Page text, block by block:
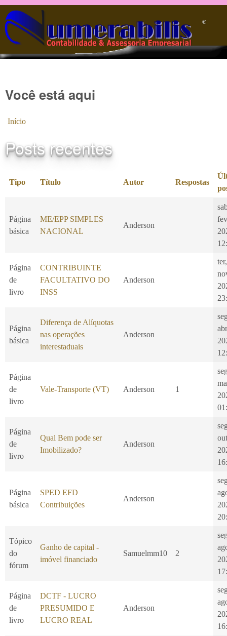
Pular para o conteúdo principal
®️
Você está aqui
Início
Posts recentes
Tipo Título Autor Respostas
Página
básica
ME/EPP SIMPLES
NACIONAL
Anderson
fev
Página
de
livro
CONTRIBUINTE
FACULTATIVO DO
INSS
Anderson
Página
básica
Diferença de Alíquotas
nas operações
interestaduais
Anderson
abr
Página
de
livro
Vale-Transporte (VT) Anderson 1
Página
de
livro
Qual Bem pode ser
Imobilizado?
Anderson
out
Página
básica
SPED EFD
Contribuições
Anderson
Tópico
do
fórum
Ganho de capital -
imóvel financiado
Samuelmm10 2
Página
de
livro
DCTF - LUCRO
PRESUMIDO E
LUCRO REAL
Anderson